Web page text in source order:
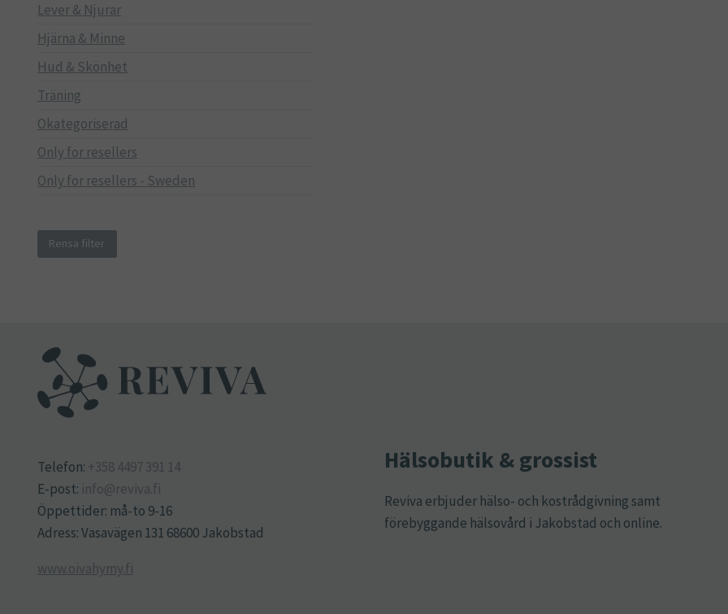
Lever & Njurar
Hjärna & Minne
Hud & Skönhet
Träning
Okategoriserad
Only for resellers
Only for resellers - Sweden
Rensa filter
Telefon: +358 4497 391 14
E-post: info@reviva.fi
Öppettider: må-to 9-16
Adress: Vasavägen 131 68600 Jakobstad
www.oivahymy.fi
Hälsobutik & grossist
Reviva erbjuder hälso- och kostrådgivning samt
förebyggande hälsovård i Jakobstad och online.